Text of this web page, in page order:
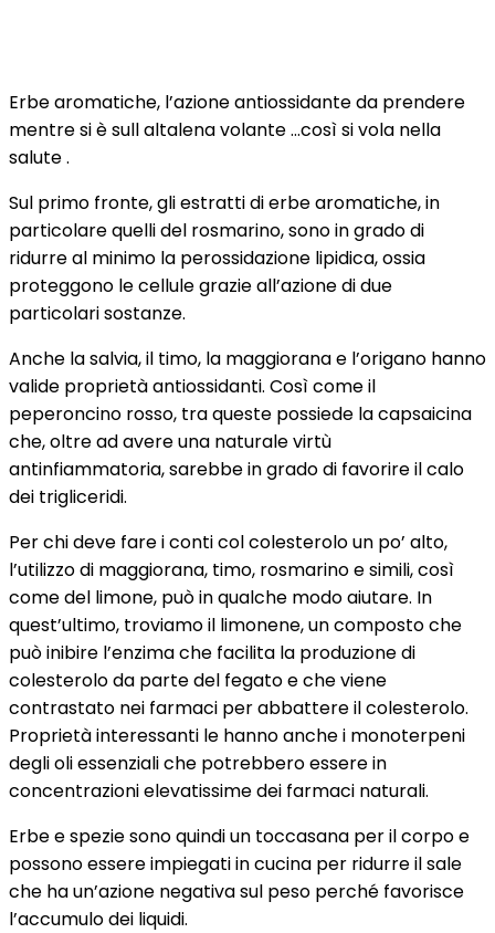
Erbe aromatiche, l’azione antiossidante da prendere
mentre si è sull altalena volante …così si vola nella
salute .
Sul primo fronte, gli estratti di erbe aromatiche, in
particolare quelli del rosmarino, sono in grado di
ridurre al minimo la perossidazione lipidica, ossia
proteggono le cellule grazie all’azione di due
particolari sostanze.
Anche la salvia, il timo, la maggiorana e l’origano hanno
valide proprietà antiossidanti. Così come il
peperoncino rosso, tra queste possiede la capsaicina
che, oltre ad avere una naturale virtù
antinfiammatoria, sarebbe in grado di favorire il calo
dei trigliceridi.
Per chi deve fare i conti col colesterolo un po’ alto,
l’utilizzo di maggiorana, timo, rosmarino e simili, così
come del limone, può in qualche modo aiutare. In
quest’ultimo, troviamo il limonene, un composto che
può inibire l’enzima che facilita la produzione di
colesterolo da parte del fegato e che viene
contrastato nei farmaci per abbattere il colesterolo.
Proprietà interessanti le hanno anche i monoterpeni
degli oli essenziali che potrebbero essere in
concentrazioni elevatissime dei farmaci naturali.
Erbe e spezie sono quindi un toccasana per il corpo e
possono essere impiegati in cucina per ridurre il sale
che ha un’azione negativa sul peso perché favorisce
l’accumulo dei liquidi.